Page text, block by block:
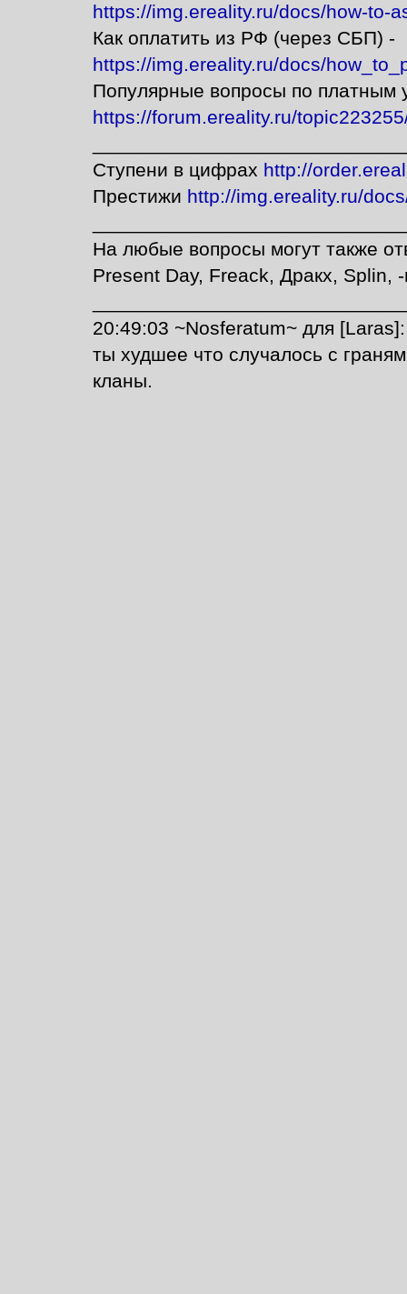
https://img.ereality.ru/docs/how-to-
Как оплатить из РФ (через СБП) -
https://img.ereality.ru/docs/
Популярные вопросы по платным
https://forum.ereality.ru/
Ступени в цифрах http://
Престижи http://img.ereality.ru/
На любые вопросы могут также
Present Day, Freack, Дракх, Splin,
20:49:03 ~Nosferatum~ для
ты худшее что случалось с
кланы.